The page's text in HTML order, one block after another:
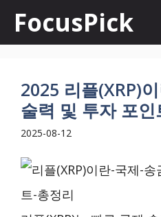
FocusPick
2025 리플(XRP)
술력 및 투자 포인
2025-08-12